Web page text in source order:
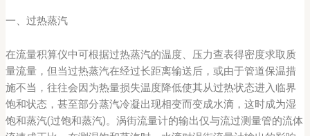
一、过热蒸汽
在流量积算仪中可根据过热蒸汽的温度、压力查表得密度求取质
量流量，但当过热蒸汽在经过长距离输送后，或由于管道保温措
施不当，往往会因为热量损失温度降低使其从过热状态进入临界
饱和状态，甚至部分蒸汽冷凝出现相变而变成水滴，这时成为湿
饱和蒸汽(过饱和蒸汽)。涡街流量计的输出仅与流过测量管的流体